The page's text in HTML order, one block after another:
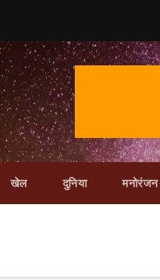
खेल दुनिया मनोरंजन